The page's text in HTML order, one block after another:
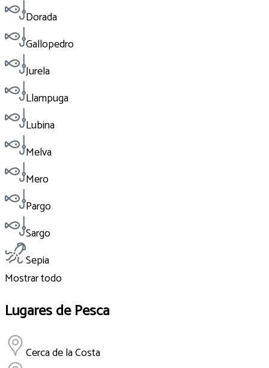
Dorada
Gallopedro
Jurela
Llampuga
Lubina
Melva
Mero
Pargo
Sargo
Sepia
Mostrar todo
Lugares de Pesca
Cerca de la Costa